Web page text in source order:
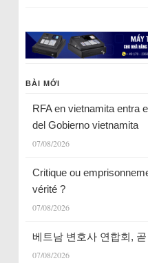
BÀI MỚI
RFA en vietnamita entra
del Gobierno vietnamita
07/08/2026
Critique ou
vérité ?
07/08/2026
베트남 변호사 연합회,
07/08/2026